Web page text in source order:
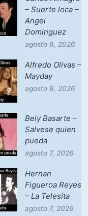
– Suerte loca –
Angel
Dominguez
agosto 8, 2026
Alfredo Olivas –
Mayday
agosto 8, 2026
Bely Basarte –
Salvese quien
pueda
agosto 7, 2026
Hernan
Figueroa Reyes
– La Telesita
agosto 7, 2026